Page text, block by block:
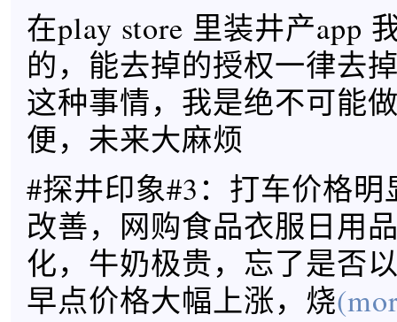
在play store 里装井产app
的，能去掉的授权一律去
这种事情，我是绝不可能
便，未来大麻烦
#探井印象#3：打车价格
改善，网购食品衣服日用
化，牛奶极贵，忘了是否
早点价格大幅上涨，烧